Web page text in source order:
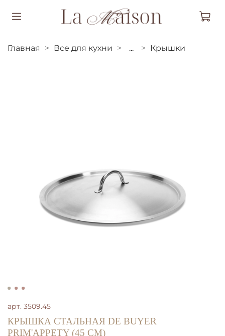
Главная Все для кухни ... Крышки
арт. 3509.45
КРЫШКА СТАЛЬНАЯ DE BUYER
PRIM'APPETY (45 СМ)